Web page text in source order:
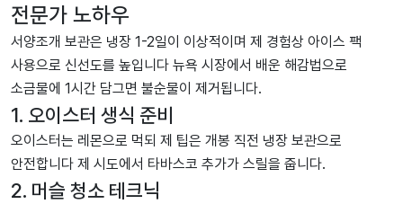
전문가 노하우
서양조개 보관은 냉장 1-2일이 이상적이며 제 경험상 아이스 팩
사용으로 신선도를 높입니다 뉴욕 시장에서 배운 해감법으로
소금물에 1시간 담그면 불순물이 제거됩니다.
1. 오이스터 생식 준비
오이스터는 레몬으로 먹되 제 팁은 개봉 직전 냉장 보관으로
안전합니다 제 시도에서 타바스코 추가가 스릴을 줍니다.
2. 머슬 청소 테크닉